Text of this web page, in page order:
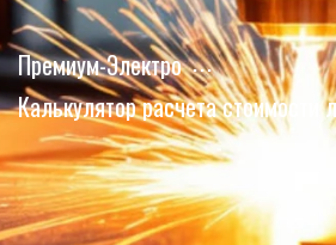
Премиум-Электро
Калькулятор расчета стоимости